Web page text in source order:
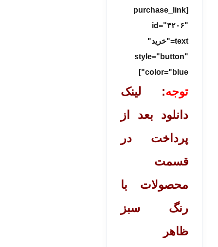
[purchase_link
id="۴۲۰۶"
text="خرید"
style="button"
color="blue"]
توجه: لینک
دانلود بعد از
پرداخت در
قسمت
محصولات با
رنگ سبز
ظاهر